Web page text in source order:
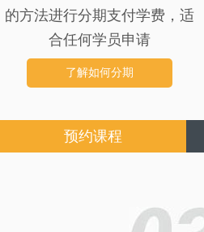
的方法进行分期支付学费，适
合任何学员申请
了解如何分期
预约课程